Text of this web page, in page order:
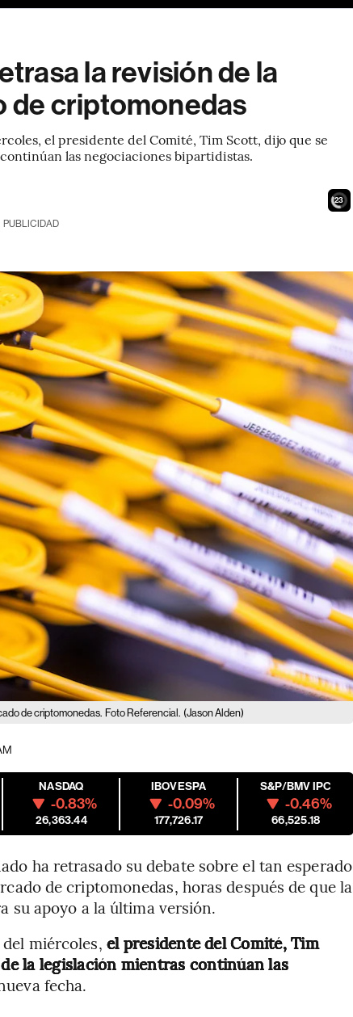
la revisión de la
de criptomonedas
el presidente del Comité, Tim Scott, dijo que se
las negociaciones bipartidistas.
21
PUBLICIDAD
de criptomonedas. Foto Referencial. (Jason Alden)
NASDAQ
-0.83%
26,363.44
IBOVESPA
-0.09%
177,726.17
S&P/BMV IPC
-0.46%
66,525.18
ha retrasado su debate sobre el tan esperado
de criptomonedas, horas después de que la
su apoyo a la última versión.
miércoles, el presidente del Comité, Tim
la legislación mientras continúan las
fecha.